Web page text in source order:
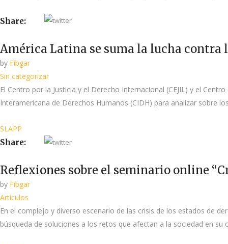
Share:
América Latina se suma la lucha contra
by Fibgar
Sin categorizar
El Centro por la Justicia y el Derecho Internacional (CEJIL) y el
Interamericana de Derechos Humanos (CIDH) para analizar sobre
SLAPP
Share:
Reflexiones sobre el seminario online
by Fibgar
Artículos
En el complejo y diverso escenario de las crisis de los estados de
búsqueda de soluciones a los retos que afectan a la sociedad en